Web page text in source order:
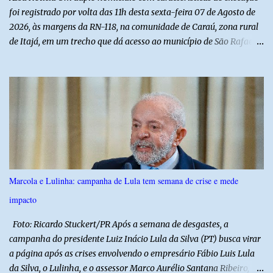
foi registrado por volta das 11h desta sexta-feira 07 de Agosto de
2026, às margens da RN-118, na comunidade de Caraú, zona rural
de Itajá, em um trecho que dá acesso ao município de São Rafael.
repórter Jalisson Ferreira apurou os fatos diretamente com as
equipes que atuaram na ocorrência e acompanhou o trabalho da
Polícia Militar, Polícia Civil e Polícia Científica. Segundo as
informações levantadas pela reportagem, o Serviço de
Atendimento Móvel de Urgência (SAMU) recebeu uma ligação de
uma mulher informando que havia sido baleada nas
proximidades da rodovia e que precisava de socorro. Diante da
informação, a equipe solicitou apoio da Polícia Militar e iniciou
buscas ao longo da RN-118, entre Itajá e São Rafael. Apesar das
Marcola e Lulinha: campanha de Lula tem semana de crise e mede
impacto
Foto: Ricardo Stuckert/PR Após a semana de desgastes, a
campanha do presidente Luiz Inácio Lula da Silva (PT) busca virar
a página após as crises envolvendo o empresário Fábio Luis Lula
da Silva, o Lulinha, e o assessor Marco Aurélio Santana Ribeiro,